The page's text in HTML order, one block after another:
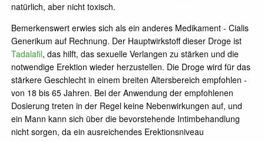
natürlich, aber nicht toxisch.
Bemerkenswert erwies sich als ein anderes Medikament - Cialis
Generikum auf Rechnung. Der Hauptwirkstoff dieser Droge ist
Tadalafil, das hilft, das sexuelle Verlangen zu stärken und die
notwendige Erektion wieder herzustellen. Die Droge wird für das
stärkere Geschlecht in einem breiten Altersbereich empfohlen -
von 18 bis 65 Jahren. Bei der Anwendung der empfohlenen
Dosierung treten in der Regel keine Nebenwirkungen auf, und
ein Mann kann sich über die bevorstehende Intimbehandlung
nicht sorgen, da ein ausreichendes Erektionsniveau